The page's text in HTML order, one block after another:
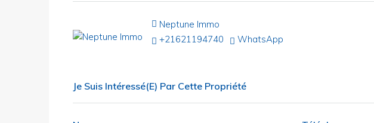
Neptune Immo
+21621194740
WhatsApp
Je Suis Intéressé(e) Par Cette Propriété